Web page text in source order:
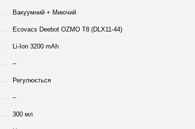
Вакуумний + Миючий
Ecovacs Deebot OZMO T8 (DLX11-44)
Li-Ion 3200 mAh
–
Регулюється
–
300 мл